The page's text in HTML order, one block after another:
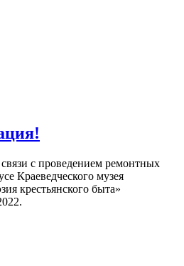
с проведением ремонтных
Краеведческого музея
крестьянского быта»